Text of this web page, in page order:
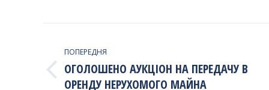
ПО
ЗАПИСЯМ
ПОПЕРЕДНЯ
Попередній
ОГОЛОШЕНО АУКЦІОН НА ПЕРЕДАЧУ В
ОРЕНДУ НЕРУХОМОГО МАЙНА